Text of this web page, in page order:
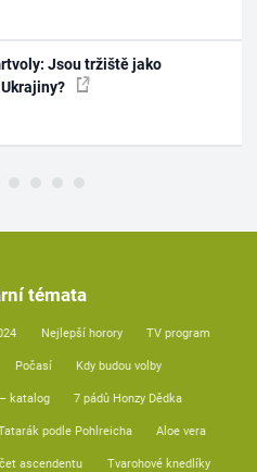
Jsou tržiště jako
témata
Nejlepší horory TV program
Počasí Kdy budou volby
katalog 7 pádů Honzy Dědka
podle Pohlreicha Aloe vera
ascendentu Tvarohové knedlíky